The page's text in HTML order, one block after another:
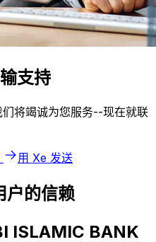
支持
将竭诚为您服务--现在就联
用 Xe 发送
户的信赖
ISLAMIC BANK